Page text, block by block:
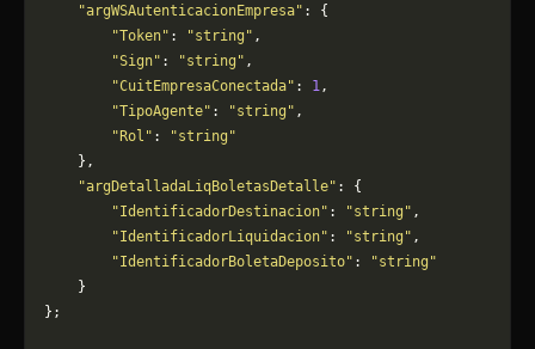
    "argWSAutenticacionEmpresa"
: {
        "Token"
: "string" ,
        "Sign"
: "string" ,
        "CuitEmpresaConectada"
: 1,
        "TipoAgente"
: "string" ,
        "Rol"
:
"string"
    },
    "argDetalladaLiqBoletasDetalle"
: {
        "IdentificadorDestinacion"
: "string" ,
        "IdentificadorLiquidacion"
: "string" ,
        "IdentificadorBoletaDeposito"
:
"string"
    }
};